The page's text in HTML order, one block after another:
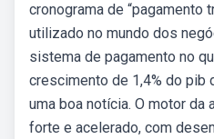
cronograma de “pagamento
utilizado no mundo dos
sistema de pagamento no
crescimento de 1,4% do pib
uma boa notícia. O motor
forte e acelerado, com